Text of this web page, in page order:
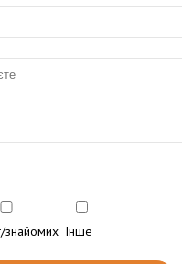
знайомих Інше